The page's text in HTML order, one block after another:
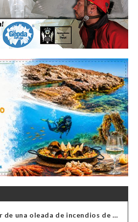
Detenido el autor de una oleada de incendios de contenedores en Almería